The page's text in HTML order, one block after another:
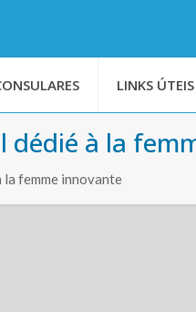
LINKS ÚTEIS
dédié à la
femme innovante